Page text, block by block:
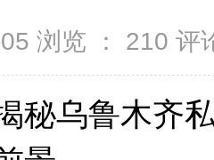
浏览 ： 210 评
秘乌鲁木齐